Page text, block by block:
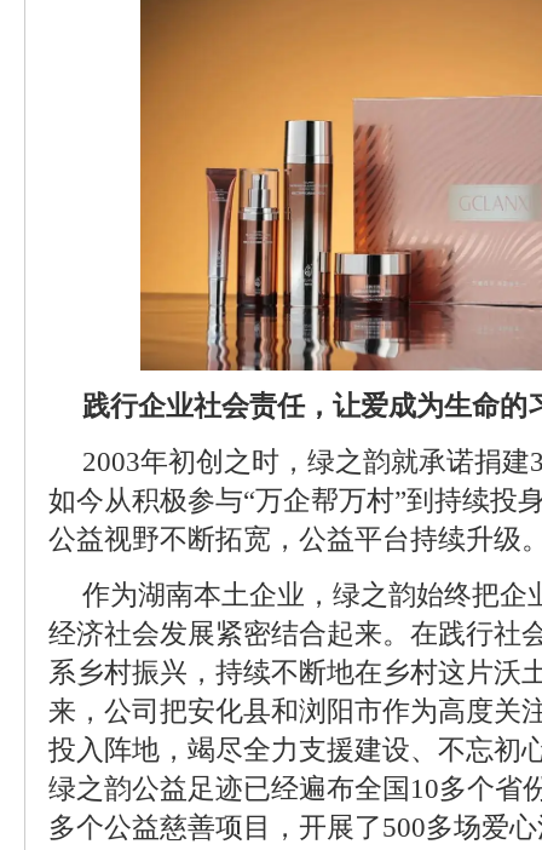
践行企业社会责任，让爱成为生命的
2003年初创之时，绿之韵就承诺捐
如今从积极参与“万企帮万村”到持续投
公益视野不断拓宽，公益平台持续升级
作为湖南本土企业，绿之韵始终把企
经济社会发展紧密结合起来。在践行社
系乡村振兴，持续不断地在乡村这片沃
来，公司把安化县和浏阳市作为高度关
投入阵地，竭尽全力支援建设、不忘初
绿之韵公益足迹已经遍布全国10多个省
多个公益慈善项目，开展了500多场爱